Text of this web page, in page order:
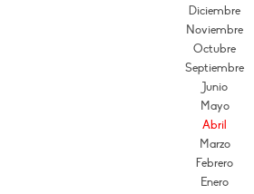
Diciembre
Noviembre
Octubre
Septiembre
Junio
Mayo
Abril
Marzo
Febrero
Enero